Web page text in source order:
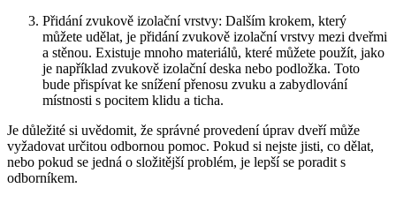
Přidání zvukově izolační ⁢vrstvy: Dalším krokem, který
můžete udělat, je přidání zvukově izolační vrstvy mezi dveřmi
a ‍stěnou. ‍Existuje mnoho materiálů, které⁣ můžete použít, jako
je například ‍zvukově izolační deska nebo podložka. Toto
bude přispívat ke snížení přenosu zvuku a zabydlování
místnosti ‌s pocitem klidu a ticha.
Je důležité si uvědomit, že správné provedení úprav ⁤dveří může
vyžadovat určitou odbornou​ pomoc. Pokud si nejste jisti, co‍ dělat,
nebo pokud se jedná o ⁢složitější problém, je lepší se poradit s
odborníkem.